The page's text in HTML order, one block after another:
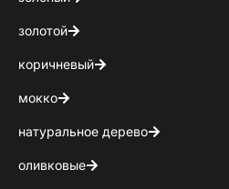
золотой
коричневый
мокко
натуральное дерево
оливковые